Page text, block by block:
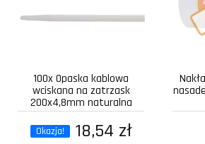
100x Opaska kablowa
wciskana na zatrzask
200x4,8mm naturalna
Okazja! 18,54 zł